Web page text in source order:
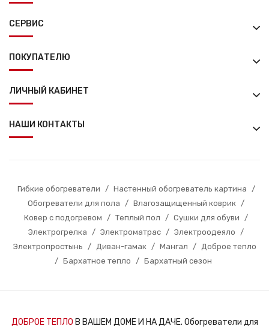
СЕРВИС
ПОКУПАТЕЛЮ
ЛИЧНЫЙ КАБИНЕТ
НАШИ КОНТАКТЫ
Гибкие обогреватели / Настенный обогреватель картина
/
Обогреватели для пола
/ Влагозащищенный коврик
/
Ковер с подогревом
/ Теплый пол / Сушки для обуви
/
Электрогрелка
/ Электроматрас / Электроодеяло
/
Электропростынь
/ Диван-гамак / Мангал /
Доброе тепло
/ Бархатное тепло / Бархатный сезон
ДОБРОЕ ТЕПЛО В ВАШЕМ ДОМЕ И НА ДАЧЕ. Обогреватели для